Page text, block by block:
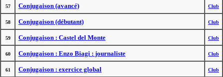
57 Conjugaison (avancé) Club
58 Conjugaison (débutant) Club
59 Conjugaison : Castel del Monte Club
60 Conjugaison : Enzo Biagi : journaliste Club
61 Conjugaison : exercice global Club